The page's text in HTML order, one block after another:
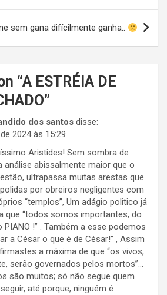
sem gana difícilmente ganha..
“A ESTRÉIA DE
”
dos santos disse:
2024 às 15:29
Aristides! Sem sombra de
análise abissalmente maior que o
ultrapassa muitas arestas que
por obreiros negligentes com
“templos”, Um adágio politico já
que “todos somos importantes, do
PIANO !” . Também a esse podemos
a César o que é de César!” , Assim
a máxima de que “os vivos,
serão governados pelos mortos”…
são muitos; só não segue quem
até porque, ninguém é